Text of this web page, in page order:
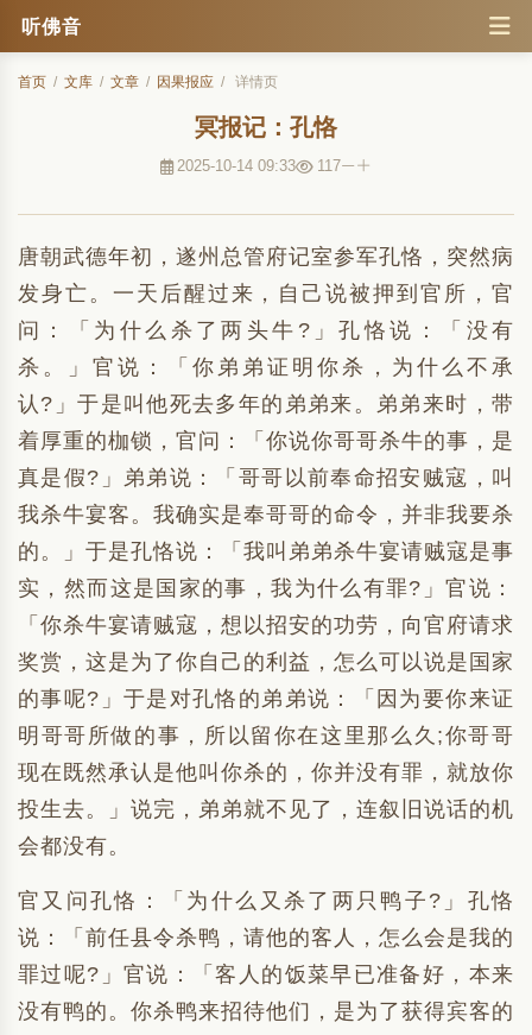
听佛音
首页 / 文库 / 文章 / 因果报应 / 详情页
冥报记：孔恪
2025-10-14 09:33 117
唐朝武德年初，遂州总管府记室参军孔恪，突然病
发身亡。一天后醒过来，自己说被押到官所，官
问：「为什么杀了两头牛?」孔恪说：「没有
杀。」官说：「你弟弟证明你杀，为什么不承
认?」于是叫他死去多年的弟弟来。弟弟来时，带
着厚重的枷锁，官问：「你说你哥哥杀牛的事，是
真是假?」弟弟说：「哥哥以前奉命招安贼寇，叫
我杀牛宴客。我确实是奉哥哥的命令，并非我要杀
的。」于是孔恪说：「我叫弟弟杀牛宴请贼寇是事
实，然而这是国家的事，我为什么有罪?」官说：
「你杀牛宴请贼寇，想以招安的功劳，向官府请求
奖赏，这是为了你自己的利益，怎么可以说是国家
的事呢?」于是对孔恪的弟弟说：「因为要你来证
明哥哥所做的事，所以留你在这里那么久;你哥哥
现在既然承认是他叫你杀的，你并没有罪，就放你
投生去。」说完，弟弟就不见了，连叙旧说话的机
会都没有。
官又问孔恪：「为什么又杀了两只鸭子?」孔恪
说：「前任县令杀鸭，请他的客人，怎么会是我的
罪过呢?」官说：「客人的饭菜早已准备好，本来
没有鸭的。你杀鸭来招待他们，是为了获得宾客的